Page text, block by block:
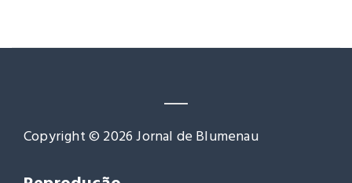
Copyright © 2026 Jornal de Blumenau